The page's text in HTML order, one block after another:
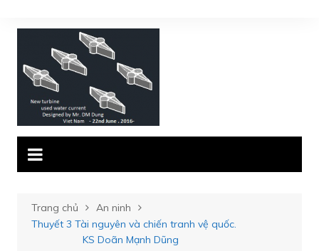
đến
Trang chủ
An ninh
Thuyết 3 Tài nguyên và chiến tranh vệ quốc.
KS Doãn Mạnh Dũng